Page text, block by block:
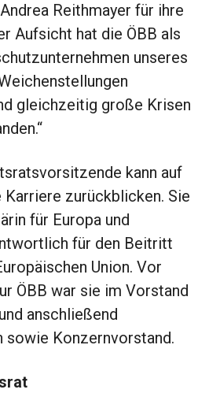
Reithmayer für ihre
Aufsicht hat die ÖBB als
unseres
gleichzeitig große Krisen
kann auf
zurückblicken. Sie
für Europa und
für den Beitritt
Union. Vor
ÖBB war sie im Vorstand
anschließend
sowie Konzernvorstand.